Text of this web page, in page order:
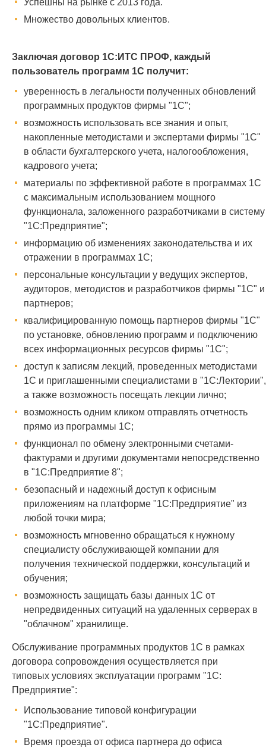
Успешны на рынке с 2013 года.
Множество довольных клиентов.
Заключая договор 1С:ИТС ПРОФ, каждый
пользователь программ 1С получит:
уверенность в легальности полученных обновлений
программных продуктов фирмы "1С";
возможность использовать все знания и опыт,
накопленные методистами и экспертами фирмы "1С"
в области бухгалтерского учета, налогообложения,
кадрового учета;
материалы по эффективной работе в программах 1С
с максимальным использованием мощного
функционала, заложенного разработчиками в систему
"1С:Предприятие";
информацию об изменениях законодательства и их
отражении в программах 1С;
персональные консультации у ведущих экспертов,
аудиторов, методистов и разработчиков фирмы "1С" и
партнеров;
квалифицированную помощь партнеров фирмы "1С"
по установке, обновлению программ и подключению
всех информационных ресурсов фирмы "1С";
доступ к записям лекций, проведенных методистами
1С и приглашенными специалистами в "1С:Лектории",
а также возможность посещать лекции лично;
возможность одним кликом отправлять отчетность
прямо из программы 1С;
функционал по обмену электронными счетами-
фактурами и другими документами непосредственно
в "1С:Предприятие 8";
безопасный и надежный доступ к офисным
приложениям на платформе "1С:Предприятие" из
любой точки мира;
возможность мгновенно обращаться к нужному
специалисту обслуживающей компании для
получения технической поддержки, консультаций и
обучения;
возможность защищать базы данных 1С от
непредвиденных ситуаций на удаленных серверах в
"облачном" хранилище.
Обслуживание программных продуктов 1С в рамках
договора сопровождения осуществляется при
типовых условиях эксплуатации программ "1C:
Предприятие":
Использование типовой конфигурации
"1С:Предприятие".
Время проезда от офиса партнера до офиса